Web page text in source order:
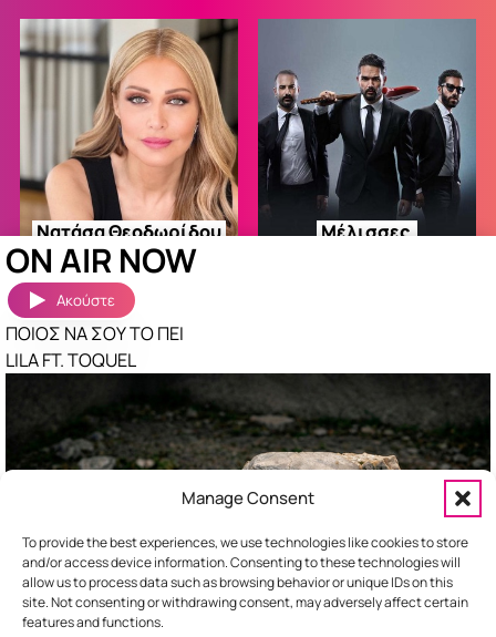
Manage Consent
To provide the best experiences, we use technologies like cookies to store
and/or access device information. Consenting to these technologies will
allow us to process data such as browsing behavior or unique IDs on this
site. Not consenting or withdrawing consent, may adversely affect certain
features and functions.
ΝατάσαΘεοδωρίδου Μέλισσες
ΓιώργοςΣαμπάνης ΝίκοςΒέρτης
ON AIR NOW
Ακούστε
ΠΟΙΟΣ ΝΑ ΣΟΥ ΤΟ ΠΕΙ
LILA FT. TOQUEL